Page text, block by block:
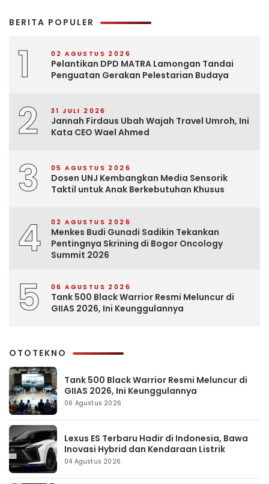
BERITA POPULER
1 02 AGUSTUS 2026
Pelantikan DPD MATRA Lamongan Tandai
Penguatan Gerakan Pelestarian Budaya
2 31 JULI 2026
Jannah Firdaus Ubah Wajah Travel Umroh, Ini
Kata CEO Wael Ahmed
3 05 AGUSTUS 2026
Dosen UNJ Kembangkan Media Sensorik
Taktil untuk Anak Berkebutuhan Khusus
4 02 AGUSTUS 2026
Menkes Budi Gunadi Sadikin Tekankan
Pentingnya Skrining di Bogor Oncology
Summit 2026
5 06 AGUSTUS 2026
Tank 500 Black Warrior Resmi Meluncur di
GIIAS 2026, Ini Keunggulannya
OTOTEKNO
Tank 500 Black Warrior Resmi Meluncur di
GIIAS 2026, Ini Keunggulannya
06 Agustus 2026
Lexus ES Terbaru Hadir di Indonesia, Bawa
Inovasi Hybrid dan Kendaraan Listrik
04 Agustus 2026